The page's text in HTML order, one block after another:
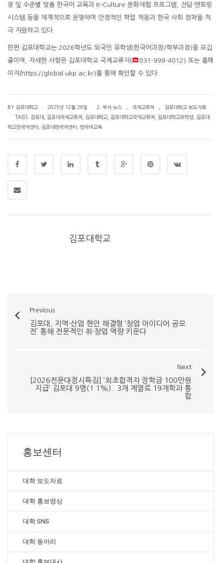
영 및 수준별 맞춤 한국어 교육과 K-Culture 문화체험 프로그램, 전담 멘토링
시스템 등을 체계적으로 운영하며 안정적인 학업 적응과 한국 사회 정착을 적
극 지원하고 있다.
한편 김포대학교는 2026학년도 외국인 유학생(한국어과정/학부과정)을 모집
중이며, 자세한 사항은 김포대학교 국제교류처(
031-999-4012) 또는 홈페
이지(https://global.ukp.ac.kr)를 통해 확인할 수 있다.
BY 김포대학교 2025년 12월 29일 2. 부서 뉴스 국제교류처 김포대학교 보도자료
TAGS: 김포대 김포대국제교류처 김포대학교 김포대학교국제교류처 김포대학교유학생
김포대
학교한국어센터
김포대한국어센터 한국어교육
김포대학교
Previous
김포대, 지역·산업 현안 해결형 ‘창업 아이디어 공모
전’ 통해 전문적인 취·창업 역량 키운다
Next
[2026전문대정시특집] ‘최초합격자 장학금 100만원
지급’ 김포대 9명(1.1%).. 3개 계열로 19개학과 통
합
홍보센터
대학 보도자료
대학 홍보영상
대학 SNS
대학 동아리